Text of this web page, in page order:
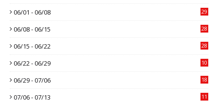
06/01 - 06/08 29
06/08 - 06/15 28
06/15 - 06/22 28
06/22 - 06/29 10
06/29 - 07/06 18
07/06 - 07/13 11